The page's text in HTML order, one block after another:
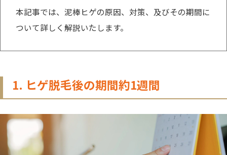
本記事では、泥棒ヒゲの原因、対策、及びその期間に
ついて詳しく解説いたします。
1. ヒゲ脱毛後の期間約1週間